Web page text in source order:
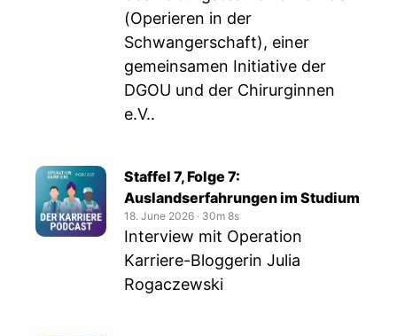
(Operieren in der
Schwangerschaft), einer
gemeinsamen Initiative der
DGOU und der Chirurginnen
e.V..
Staffel 7, Folge 7:
Auslandserfahrungen im Studium
18. June 2026 ‧ 30m 8s
Interview mit Operation
Karriere-Bloggerin Julia
Rogaczewski